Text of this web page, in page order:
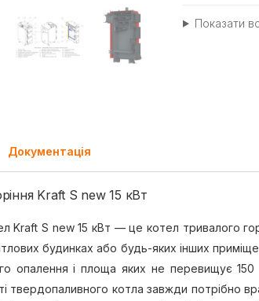
Показати
Документація
Kraft S new 15 кВт
Kraft S new 15 кВт — це котел тривалого
будинках або будь-яких інших
опалення і площа яких не перевищує
твердопаливного котла завжди потрібно